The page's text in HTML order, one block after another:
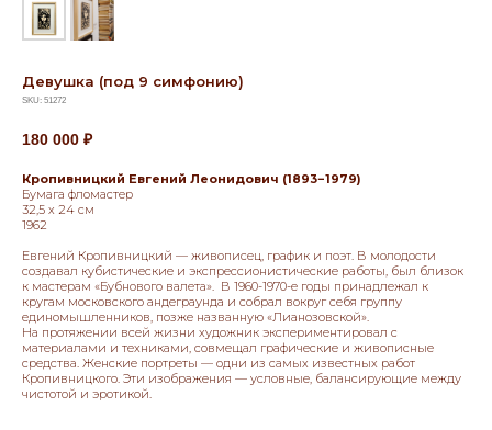
Девушка (под 9 симфонию)
SKU: 51272
180 000 ₽
Кропивницкий Евгений Леонидович (1893−1979)
Бумага фломастер
32,5 х 24 см
1962
Евгений Кропивницкий — живописец, график и поэт. В молодости
создавал кубистические и экспрессионистические работы, был близок
к мастерам «Бубнового валета». В 1960-1970-е годы принадлежал к
кругам московского андеграунда и собрал вокруг себя группу
единомышленников, позже названную «Лианозовской».
На протяжении всей жизни художник экспериментировал с
материалами и техниками, совмещал графические и живописные
средства. Женские портреты — одни из самых известных работ
Кропивницкого. Эти изображения — условные, балансирующие между
чистотой и эротикой.